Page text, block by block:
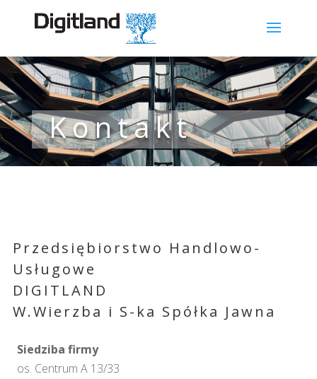
Kontakt
Przedsiębiorstwo Handlowo-
Usługowe
DIGITLAND
W.Wierzba i S-ka Spółka Jawna
Siedziba firmy
os. Centrum A 13/33